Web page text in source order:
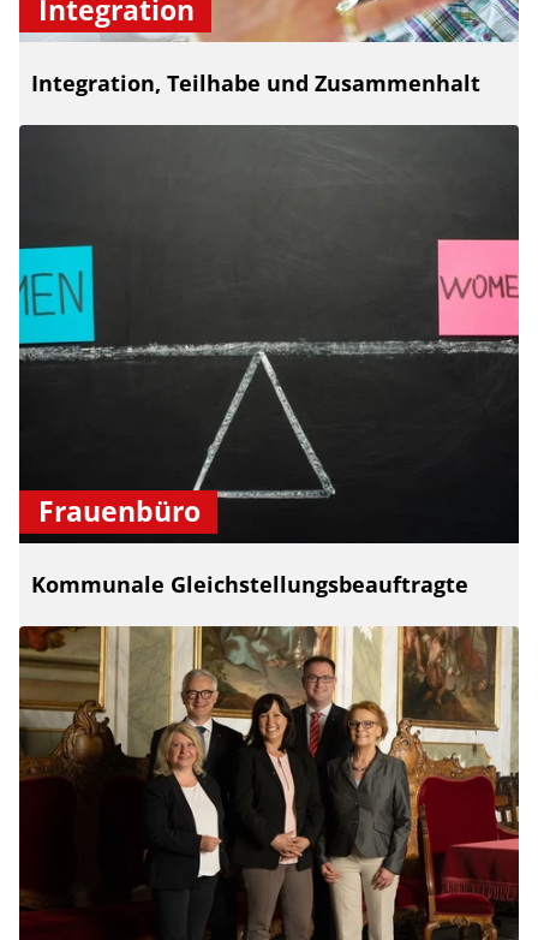
Integration
Integration, Teilhabe und Zusammenhalt
Frauenbüro
Kommunale Gleichstellungsbeauftragte